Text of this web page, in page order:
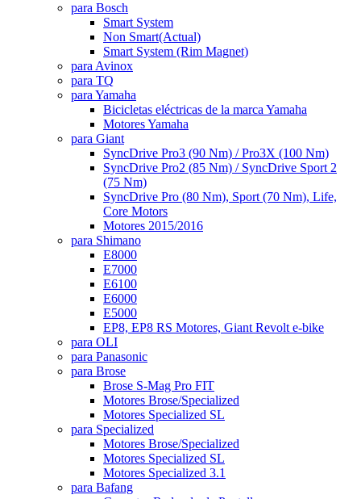
para Bosch
Smart System
Non Smart(Actual)
Smart System (Rim Magnet)
para Avinox
para TQ
para Yamaha
Bicicletas eléctricas de la marca Yamaha
Motores Yamaha
para Giant
SyncDrive Pro3 (90 Nm) / Pro3X (100 Nm)
SyncDrive Pro2 (85 Nm) / SyncDrive Sport 2
(75 Nm)
SyncDrive Pro (80 Nm), Sport (70 Nm), Life,
Core Motors
Motores 2015/2016
para Shimano
E8000
E7000
E6100
E6000
E5000
EP8, EP8 RS Motores, Giant Revolt e-bike
para OLI
para Panasonic
para Brose
Brose S-Mag Pro FIT
Motores Brose/Specialized
Motores Specialized SL
para Specialized
Motores Brose/Specialized
Motores Specialized SL
Motores Specialized 3.1
para Bafang